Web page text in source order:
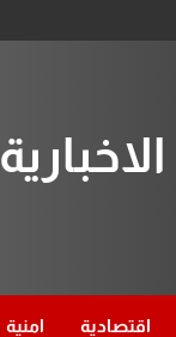
اقتصادية امنية